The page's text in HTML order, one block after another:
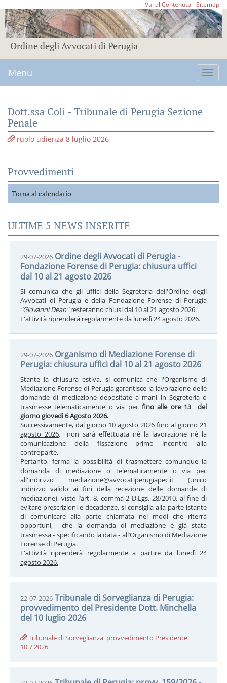
Vai al Contenuto-Sitemap
Ordine degli Avvocati di Perugia
Menu
Dott.ssa Coli - Tribunale di Perugia Sezione
Penale
ruolo udienza 8 luglio 2026
Provvedimenti
Torna al calendario
ULTIME 5 NEWS INSERITE
29-07-2026 Ordine degli Avvocati di Perugia -
Fondazione Forense di Perugia: chiusura uffici
dal 10 al 21 agosto 2026
Si comunica che gli uffici della Segreteria dell'Ordine degli
Avvocati di Perugia e della Fondazione Forense di Perugia
"Giovanni Dean"resteranno chiusi dal 10 al 21 agosto 2026.
L'attività riprenderà regolarmente da lunedì 24 agosto 2026.
29-07-2026 Organismo di Mediazione Forense di
Perugia: chiusura uffici dal 10 al 21 agosto 2026
Stante la chiusura estiva, si comunica che l'Organismo di
Mediazione Forense di Perugia garantisce la lavorazione delle
domande di mediazione depositate a mani in Segreteria o
trasmesse telematicamente o via pec fino alle ore 13 del
giorno giovedì 6 Agosto 2026.
Successivamente, dal giorno 10 agosto 2026 fino al giorno 21
agosto 2026, non sarà effettuata nè la lavorazione nè la
comunicazione della fissazione primo incontro alla
controparte.
Pertanto, ferma la possibilità di trasmettere comunque la
domanda di mediazione o telematicamente o via pec
all'indirizzo mediazione@avvocatiperugiapec.it (unico
indirizzo valido ai fini della recezione delle domande di
mediazione), visto l’art. 8, comma 2 D.Lgs. 28/2010, al fine di
evitare prescrizioni e decadenze, si consiglia alla parte istante
di comunicare alla parte chiamata nei modi che riterrà
opportuni, che la domanda di mediazione è già stata
trasmessa - specificando la data - all’Organismo di Mediazione
Forense di Perugia.
L'attività riprenderà regolarmente a partire da lunedì 24
agosto 2026.
22-07-2026 Tribunale di Sorveglianza di Perugia:
provvedimento del Presidente Dott. Minchella
del 10 luglio 2026
Tribunale di Sorveglianza_provvedimento Presidente
10.7.2026